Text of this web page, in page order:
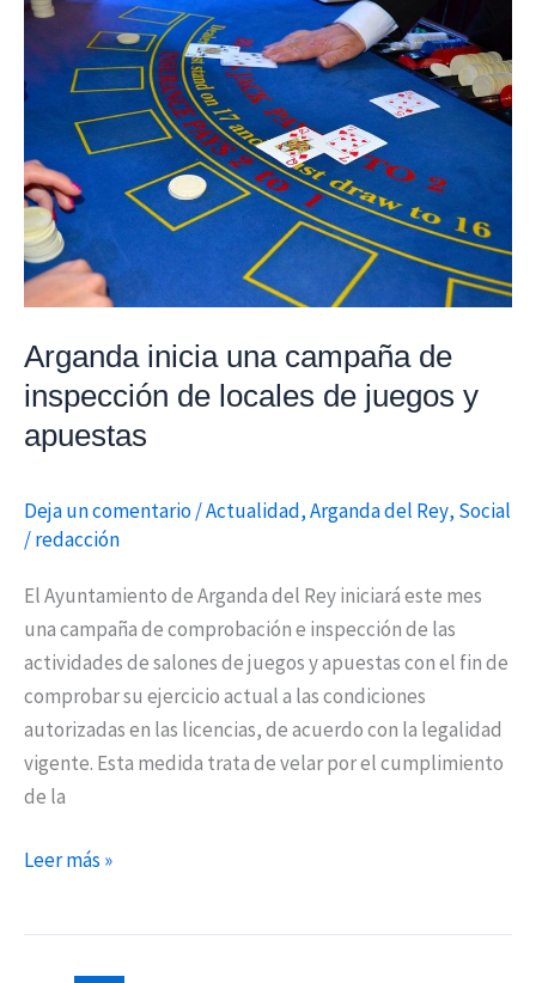
Arganda inicia una campaña de
inspección de locales de juegos y
apuestas
Deja un comentario/Actualidad,Arganda del Rey, Social
/redacción
El Ayuntamiento de Arganda del Rey iniciará este mes
una campaña de comprobación e inspección de las
actividades de salones de juegos y apuestas con el fin de
comprobar su ejercicio actual a las condiciones
autorizadas en las licencias, de acuerdo con la legalidad
vigente. Esta medida trata de velar por el cumplimiento
de la
una
campaña
inspección
de
locales
de
juegos
apuestas
Leer más »